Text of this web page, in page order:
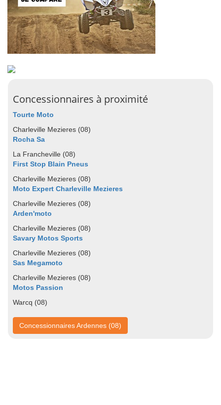
Concessionnaires à proximité
Tourte Moto
Charleville Mezieres (08)
Rocha Sa
La Francheville (08)
First Stop Blain Pneus
Charleville Mezieres (08)
Moto Expert Charleville Mezieres
Charleville Mezieres (08)
Arden'moto
Charleville Mezieres (08)
Savary Motos Sports
Charleville Mezieres (08)
Sas Megamoto
Charleville Mezieres (08)
Motos Passion
Warcq (08)
Concessionnaires Ardennes (08)